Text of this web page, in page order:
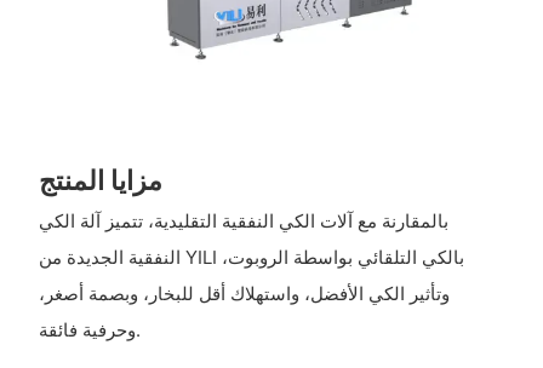
مزايا المنتج
بالمقارنة مع آلات الكي النفقية التقليدية، تتميز آلة الكي
النفقية الجديدة من YILI بالكي التلقائي بواسطة الروبوت،
وتأثير الكي الأفضل، واستهلاك أقل للبخار، وبصمة أصغر،
وحرفية فائقة.